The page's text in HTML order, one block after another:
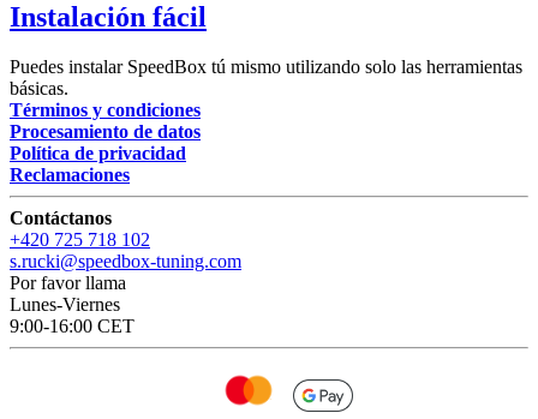
Instalación fácil
Puedes instalar SpeedBox tú mismo utilizando solo las herramientas
básicas.
Términos y condiciones
Procesamiento de datos
Política de privacidad
Reclamaciones
Contáctanos
+420 725 718 102
s.rucki@speedbox-tuning.com
Por favor llama
Lunes-Viernes
9:00-16:00 CET